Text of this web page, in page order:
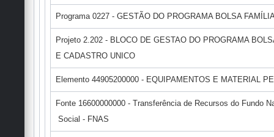
Programa 0227 - GESTÃO DO PROGRAMA BOLSA
Projeto 2.202 - BLOCO DE GESTAO DO PROGRAMA
E CADASTRO UNICO
Elemento 44905200000 - EQUIPAMENTOS E MATERIAL
Fonte 16600000000 - Transferência de Recursos do Fundo
Social - FNAS